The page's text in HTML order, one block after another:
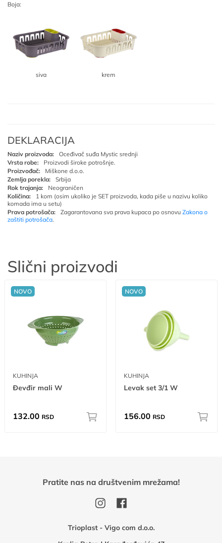
Boja:
siva krem
DEKLARACIJA
Naziv proizvoda:
Oceđivač suđa Mystic srednji
Vrsta robe:
Proizvodi široke potrošnje.
Proizvođač:
Miškone d.o.o.
Zemlja porekla:
Srbija
Rok trajanja:
Neograničen
Količina:
1 kom (osim ukoliko je SET proizvoda, kada piše u nazivu koliko
komada ima u setu)
Prava potrošača:
Zagarantovana sva prava kupaca po osnovu Zakona o
zaštiti potrošača.
Slični proizvodi
NOVO
KUHINJA
Đevđir mali W
132.00 RSD
NOVO
KUHINJA
Levak set 3/1 W
156.00 RSD
Trioplast - Vigo com d.o.o.
Pratite nas na društvenim mrežama!